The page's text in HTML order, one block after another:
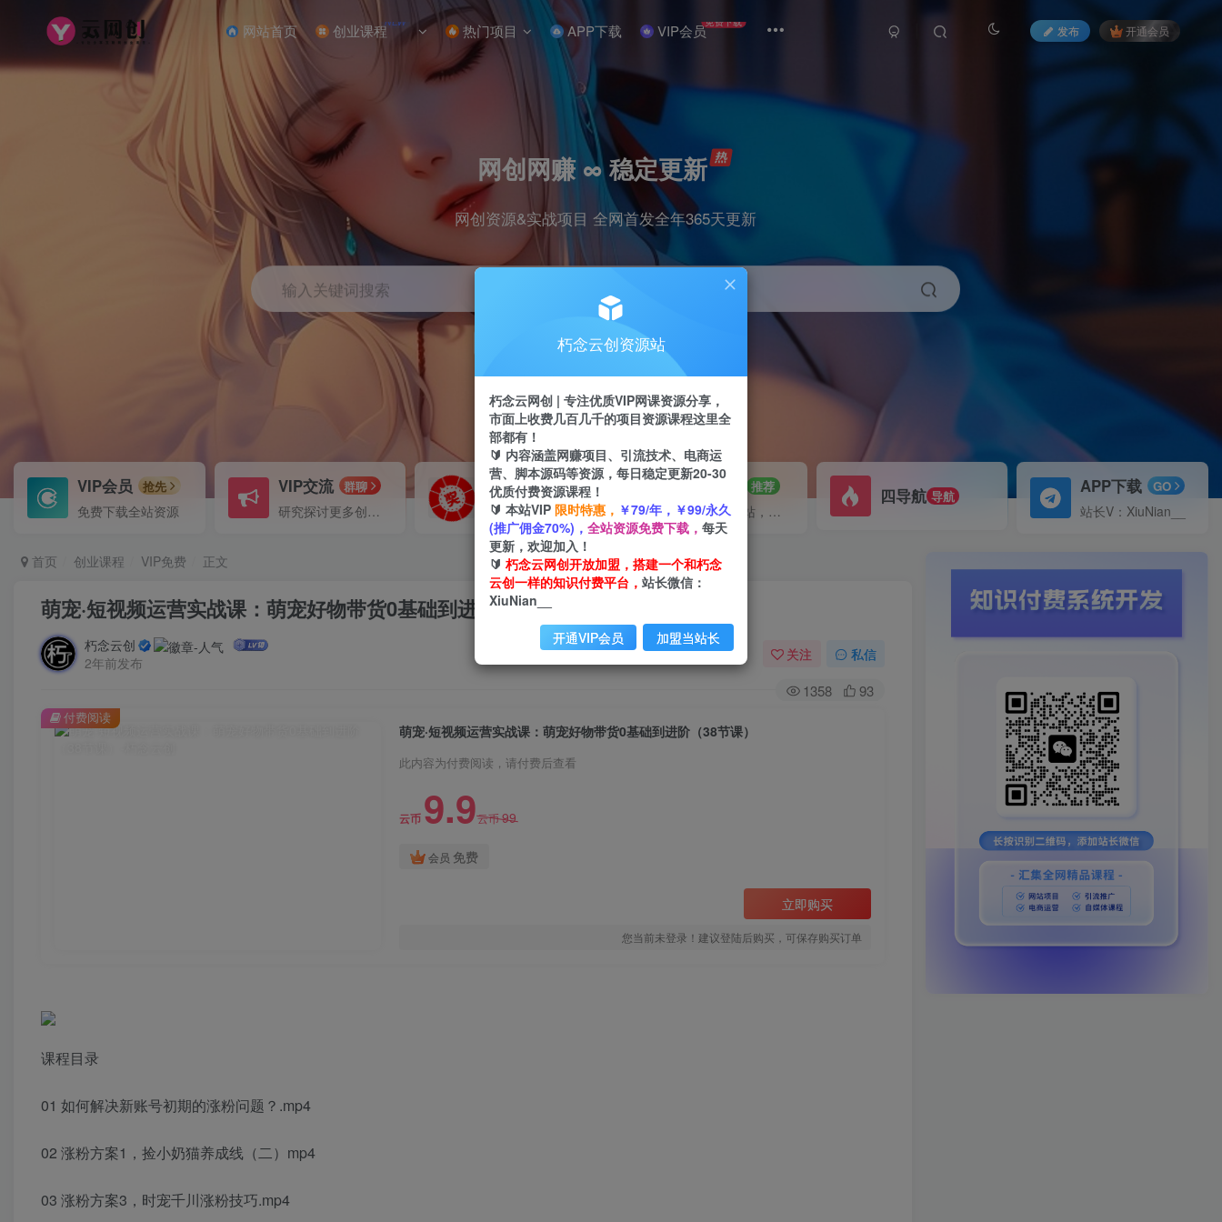
网站首页 创业课程NEW 热门项目 APP下载 VIP会员免费下载
发布 开通会员
网创网赚 ∞ 稳定更新
网创资源&实战项目 全网首发全年365天更新
输入关键词搜索
小红书 挂机 快手
VIP会员 抢先
免费下载全站资源
VIP交流 群聊
研究探讨更多创业项目路子。
VIP推广
70%分佣
会员专属推广链接
招募站长 推荐
搭建同款网站，自己当老板
四导航 导航 APP下载 GO
站长V：XiuNian__
首页 创业课程 VIP免费 正文
萌宠·短视频运营实战课：萌宠好物带货0基础到进阶（38节课）
朽念云创
2年前发布
关注 私信
1358 93
萌宠·短视频运营实战课：萌宠好物带货0基础到进阶（38节课）
此内容为付费阅读，请付费后查看
云币 9.9云币99
会员 免费
立即购买
您当前未登录！建议登陆后购买，可保存购买订单
付费阅读
课程目录
01 如何解决新账号初期的涨粉问题？.mp4
02 涨粉方案1，捡小奶猫养成线（二）mp4
03 涨粉方案3，时宠千川涨粉技巧.mp4
朽念云创资源站
朽念云网创 | 专注优质VIP网课资源分享，
市面上收费几百几千的项目资源课程这里全
部都有！
🔰 内容涵盖网赚项目、引流技术、电商运
营、脚本源码等资源，每日稳定更新20-30
优质付费资源课程！
🔰 本站VIP 限时特惠， ￥79/年，￥99/永久
(推广佣金70%)， 全站资源免费下载， 每天
更新，欢迎加入！
🔰 朽念云网创开放加盟，搭建一个和朽念
云创一样的知识付费平台， 站长微信：
XiuNian__
开通VIP会员 加盟当站长